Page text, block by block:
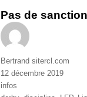
Pas de
Auteur
Bertrand sitercl.com
Publié
le
12 décembre 2019
Catégories
infos